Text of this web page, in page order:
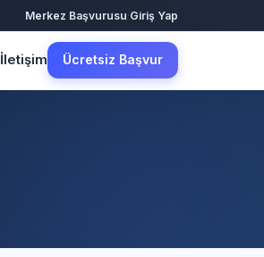
Merkez Başvurusu·Giriş Yap
İletişim Ücretsiz Başvur